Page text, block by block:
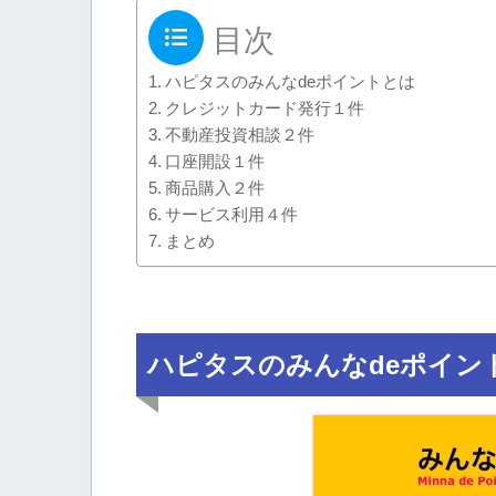
目次
ハピタスのみんなdeポイントとは
クレジットカード発行１件
不動産投資相談２件
口座開設１件
商品購入２件
サービス利用４件
まとめ
ハピタスのみんなdeポイン